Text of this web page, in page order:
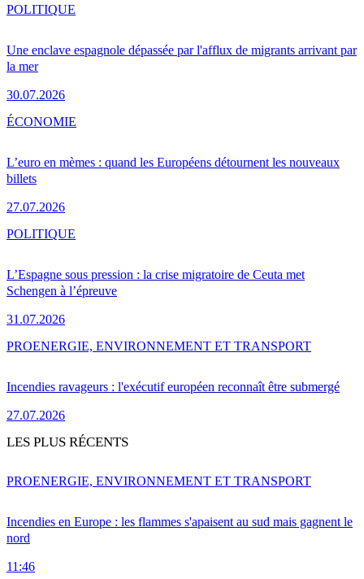
Une enclave espagnole dépassée par l'afflux de migrants arrivant par
la mer
30.07.2026
POLITIQUE
L’euro en mèmes : quand les Européens détournent les nouveaux
billets
27.07.2026
ÉCONOMIE
L’Espagne sous pression : la crise migratoire de Ceuta met
Schengen à l’épreuve
31.07.2026
POLITIQUE
Incendies ravageurs : l'exécutif européen reconnaît être submergé
27.07.2026
PROENERGIE, ENVIRONNEMENT ET TRANSPORT
LES PLUS RÉCENTS
Incendies en Europe : les flammes s'apaisent au sud mais gagnent le
nord
11:46
PROENERGIE, ENVIRONNEMENT ET TRANSPORT